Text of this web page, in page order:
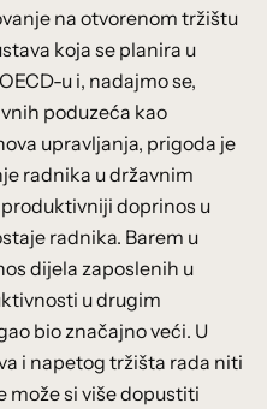
na otvorenom tržištu
koja se planira u
u i, nadajmo se,
poduzeća kao
upravljanja, prigoda je
radnika u državnim
doprinos u
radnika. Barem u
dijela zaposlenih u
u drugim
bio značajno veći. U
i napetog tržišta rada niti
može si više dopustiti